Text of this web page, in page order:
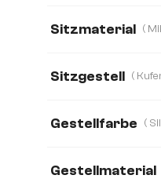
Sitzmaterial
Strukturstoff Soft
Sitzgestell
Gestellfarbe
Gestellmaterial